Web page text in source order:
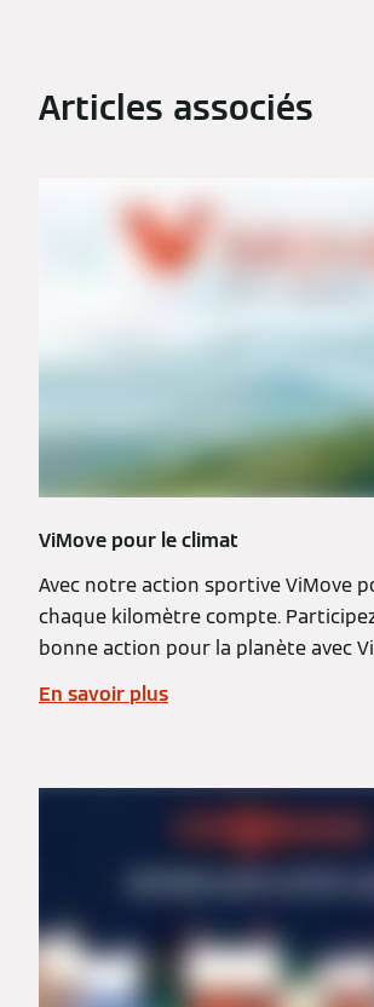
Articles associés
ViMove pour le climat
Avec notre action sportive ViMove
chaque kilomètre compte.
bonne action pour la planète avec
En savoir plus